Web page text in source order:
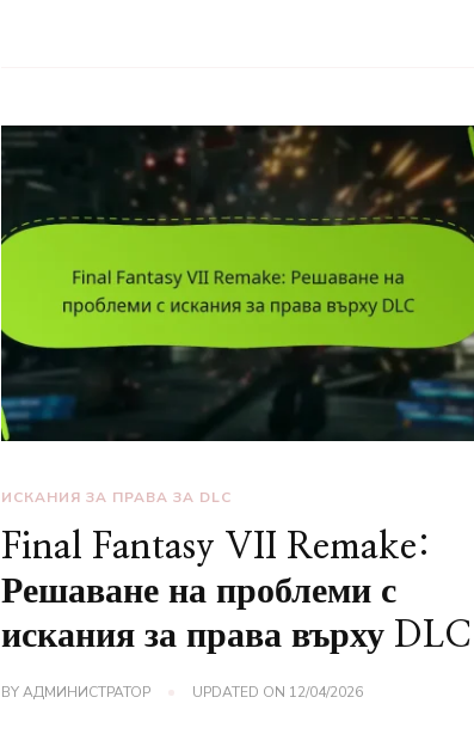
ИСКАНИЯ ЗА ПРАВА ЗА DLC
Final Fantasy VII Remake:
Решаване на проблеми с
искания за права върху DLC
BYАДМИНИСТРАТОР UPDATED ON 12/04/2026